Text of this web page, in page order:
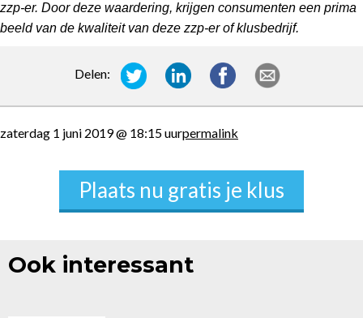
zzp-er. Door deze waardering, krijgen consumenten een prima
beeld van de kwaliteit van deze zzp-er of klusbedrijf.
Delen:
zaterdag 1 juni 2019 @ 18:15 uurpermalink
Plaats nu gratis je klus
Ook interessant